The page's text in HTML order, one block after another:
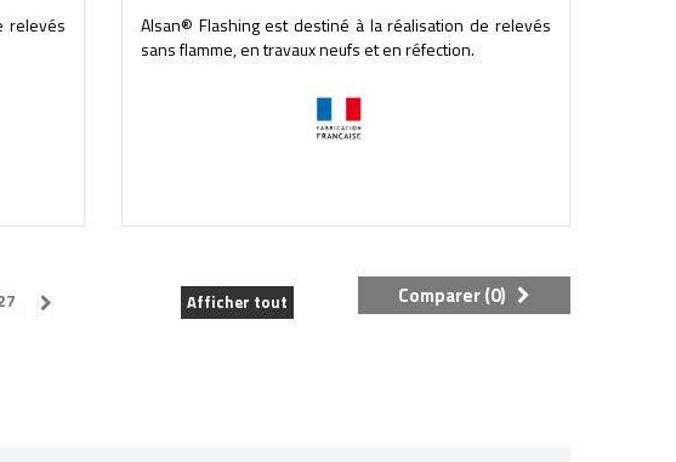
relevés
Alsan® Flashing est destiné à la réalisation de relevés
sans flamme, en travaux neufs et en réfection.
Comparer (0)
Afficher tout